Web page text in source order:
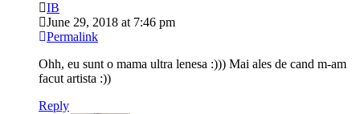
IB
June 29, 2018 at 7:46 pm
Permalink
Ohh, eu sunt o mama ultra lenesa :))) Mai ales de cand m-am
facut artista :))
Reply